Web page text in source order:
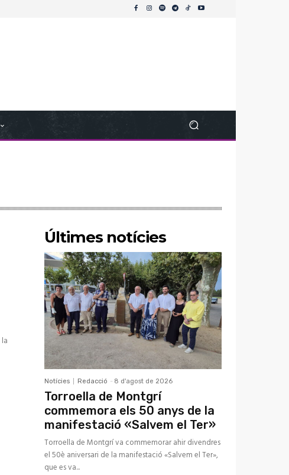
Últimes notícies
Notícies Redacció - 8 d'agost de 2026
Torroella de Montgrí
commemora els 50 anys de la
manifestació «Salvem el Ter»
Torroella de Montgrí va commemorar ahir divendres
el 50è aniversari de la manifestació «Salvem el Ter»,
que es va...